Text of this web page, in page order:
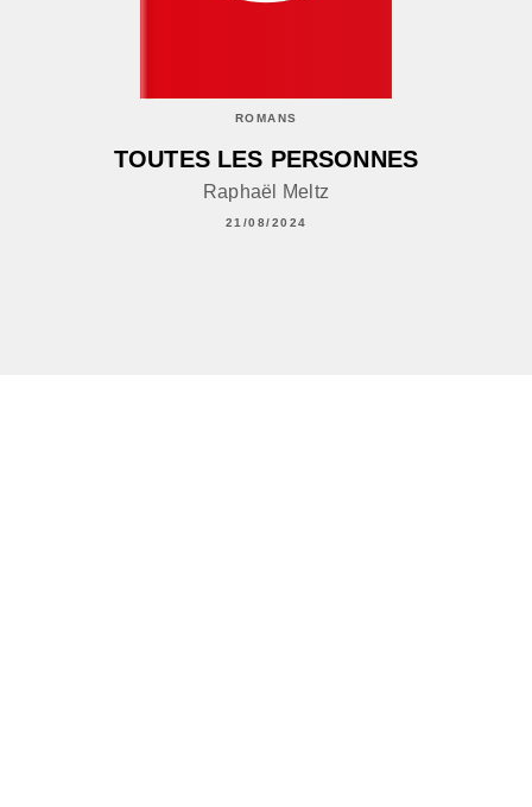
ROMANS
TOUTES LES PERSONNES
Raphaël Meltz
21/08/2024